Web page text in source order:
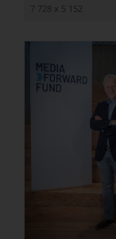
7 728 x 5 152